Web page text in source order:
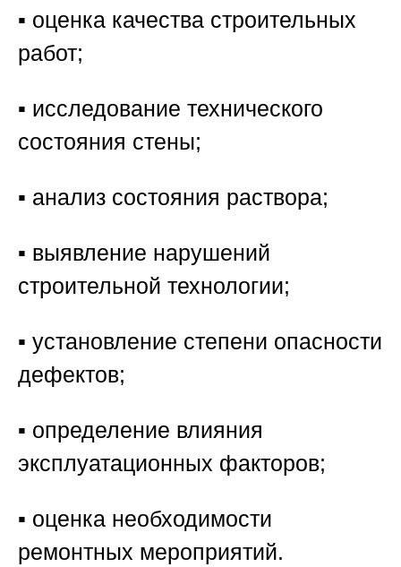
▪️ оценка качества строительных
работ;
▪️ исследование технического
состояния стены;
▪️ анализ состояния раствора;
▪️ выявление нарушений
строительной технологии;
▪️ установление степени опасности
дефектов;
▪️ определение влияния
эксплуатационных факторов;
▪️ оценка необходимости
ремонтных мероприятий.